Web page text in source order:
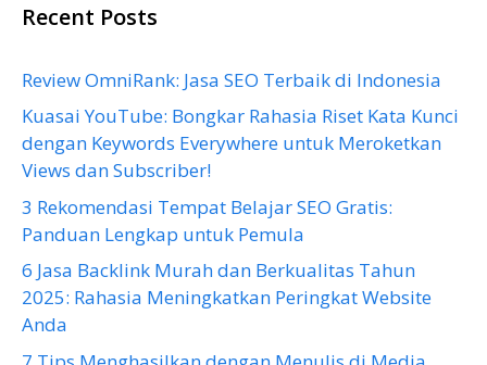
Recent Posts
Review OmniRank: Jasa SEO Terbaik di Indonesia
Kuasai YouTube: Bongkar Rahasia Riset Kata Kunci
dengan Keywords Everywhere untuk Meroketkan
Views dan Subscriber!
3 Rekomendasi Tempat Belajar SEO Gratis:
Panduan Lengkap untuk Pemula
6 Jasa Backlink Murah dan Berkualitas Tahun
2025: Rahasia Meningkatkan Peringkat Website
Anda